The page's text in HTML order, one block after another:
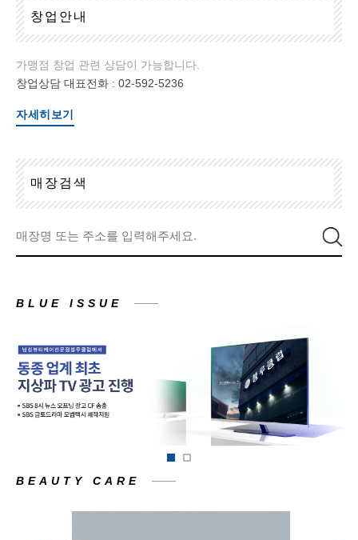
창업 안내
가맹점 창업 관련 상담이 가능합니다.
창업상담 대표전화 : 02-592-5236
자세히보기
매 장검 색
BLUE ISSUE
BEAUTY CARE